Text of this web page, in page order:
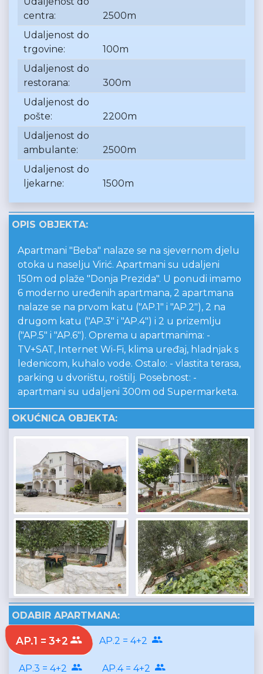
centra:
2500m
Udaljenost do
trgovine:
100m
Udaljenost do
restorana:
300m
Udaljenost do
pošte:
2200m
Udaljenost do
ambulante:
2500m
Udaljenost do
ljekarne:
1500m
OPIS OBJEKTA:
Apartmani "Beba" nalaze se na sjevernom djelu
otoka u naselju Virić. Apartmani su udaljeni
150m od plaže "Donja Prezida". U ponudi imamo
6 moderno uređenih apartmana, 2 apartmana
nalaze se na prvom katu ("AP.1" i "AP.2"), 2 na
drugom katu ("AP.3" i "AP.4") i 2 u prizemlju
("AP.5" i "AP.6"). Oprema u apartmanima: -
TV+SAT, Internet Wi-Fi, klima uređaj, hladnjak s
ledenicom, kuhalo vode. Ostalo: - vlastita terasa,
parking u dvorištu, roštilj. Posebnost: -
apartmani su udaljeni 300m od Supermarketa.
OKUĆNICA OBJEKTA:
ODABIR APARTMANA:
AP.1 = 3+2 AP.2 = 4+2
AP.3 = 4+2 AP.4 = 4+2